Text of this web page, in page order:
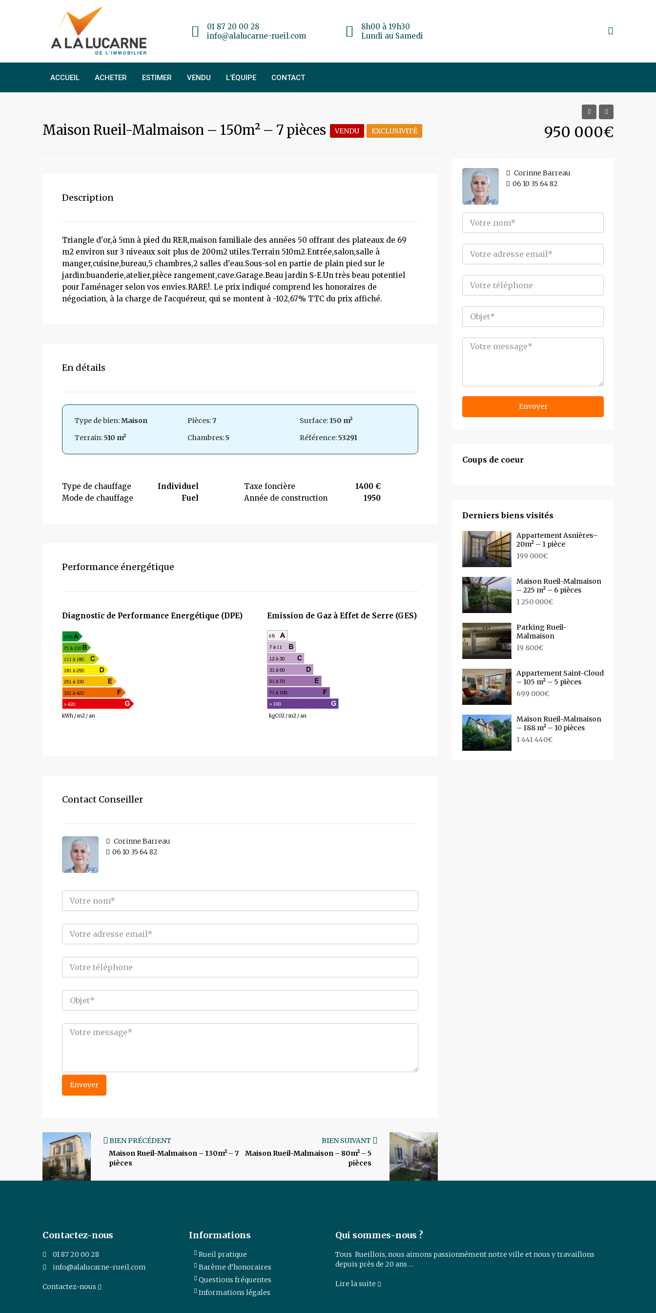
8h00 à 19h30
Lundi au Samedi
01 87 20 00 28
info@alalucarne-rueil.com
ACCUEIL ACHETER ESTIMER VENDU L’ÉQUIPE CONTACT
Maison Rueil-Malmaison – 150m² – 7 pièces VENDU EXCLUSIVITÉ 950 000€
Description
Triangle d'or,à 5mn à pied du RER,maison familiale des années 50 offrant des plateaux de 69
m2 environ sur 3 niveaux soit plus de 200m2 utiles.Terrain 510m2.Entrée,salon,salle à
manger,cuisine,bureau,5 chambres,2 salles d'eau.Sous-sol en partie de plain pied sur le
jardin:buanderie,atelier,pièce rangement,cave.Garage.Beau jardin S-E.Un très beau potentiel
pour l'aménager selon vos envies.RARE!. Le prix indiqué comprend les honoraires de
négociation, à la charge de l'acquéreur, qui se montent à -102,67% TTC du prix affiché.
En détails
Type de bien:Maison
Terrain:510 m²
Pièces:7
Chambres:5
Surface: 150 m²
Référence:53291
Type de chauffage
Individuel
Mode de chauffage
Fuel
Taxe foncière
1400 €
Année de construction
1950
Performance énergétique
Diagnostic de Performance Energétique (DPE) Emission de Gaz à Effet de Serre (GES)
kWh / m2 / an kgCO2 / m2 / an
Contact Conseiller
Corinne Barreau
06 10 35 64 82
BIEN PRÉCÉDENT
Maison Rueil-Malmaison – 130m² – 7
pièces
BIEN SUIVANT
Maison Rueil-Malmaison – 80m² – 5
pièces
Corinne Barreau
06 10 35 64 82
Coups de coeur
Derniers biens visités
Appartement Asnières–
20m² – 1 pièce
199 000€
Maison Rueil-Malmaison
– 225 m² – 6 pièces
1 250 000€
Parking Rueil-
Malmaison
19 800€
Appartement Saint-Cloud
– 105 m² – 5 pièces
699 000€
Maison Rueil-Malmaison
– 188 m² – 10 pièces
1 441 440€
Contactez-nous
01 87 20 00 28
info@alalucarne-rueil.com
Contactez-nous
Informations
Rueil pratique
Barème d’honoraires
Questions fréquentes
Informations légales
Qui sommes-nous ?
Tous Rueillois, nous aimons passionnément notre ville et nous y travaillons
depuis près de 20 ans …
Lire la suite